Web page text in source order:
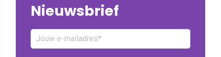
Nieuwsbrief